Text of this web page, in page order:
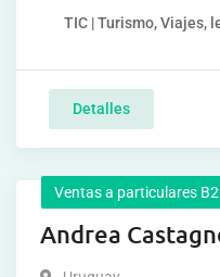
TIC | Turismo, Viajes,
Detalles
Ventas a particulares
Andrea